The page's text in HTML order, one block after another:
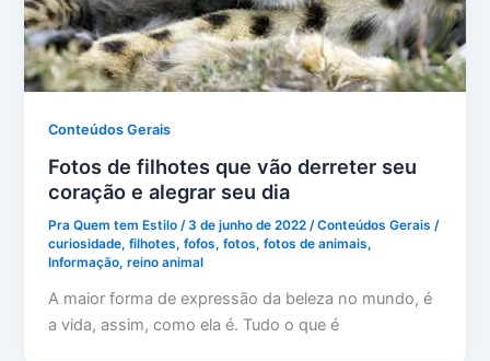
Conteúdos Gerais
Fotos de filhotes que vão derreter seu
coração e alegrar seu dia
Pra Quem tem Estilo/3 de junho de 2022/Conteúdos Gerais /
curiosidade,filhotes,fofos,fotos,fotos de animais,
Informação,reino animal
A maior forma de expressão da beleza no mundo, é
a vida, assim, como ela é. Tudo o que é